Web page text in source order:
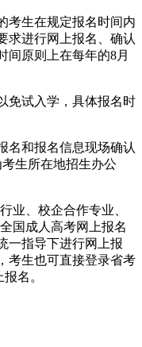
生在规定报名时间内
求进行网上报名、确认
间原则上在每年的8月
试入学，具体报名时
和报名信息现场确认
生所在地招生办公
、校企合作专业、
国成人高考网上报名
一指导下进行网上报
考生也可直接登录省考
名。